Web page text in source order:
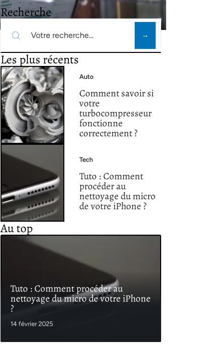
Recherche
Les plus récents
Auto
Comment savoir si
votre
turbocompresseur
fonctionne
correctement ?
Tech
Tuto : Comment
procéder au
nettoyage du micro
de votre iPhone ?
Au top
Tuto : Comment procéder au
nettoyage du micro de votre iPhone
?
14 février 2025